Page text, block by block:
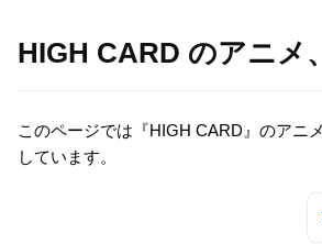
HIGH CARD のアニメ
このページでは『HIGH CARD』のアニ
しています。